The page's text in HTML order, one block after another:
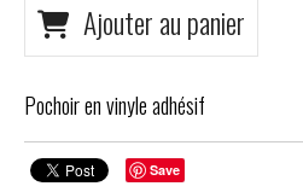
Ajouter au panier
Pochoir en vinyle adhésif
Save